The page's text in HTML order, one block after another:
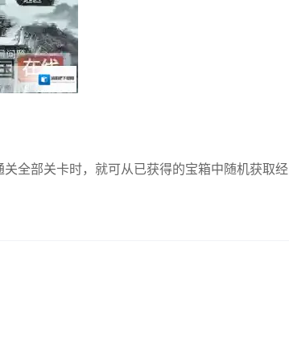
全部关卡时，就可从已获得的宝箱中随机获取经